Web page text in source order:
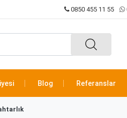
0850 455 11 55
Blog Referanslar